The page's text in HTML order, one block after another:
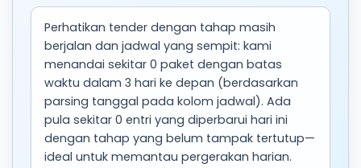
Perhatikan tender dengan tahap masih
berjalan dan jadwal yang sempit: kami
menandai sekitar 0 paket dengan batas
waktu dalam 3 hari ke depan (berdasarkan
parsing tanggal pada kolom jadwal). Ada
pula sekitar 0 entri yang diperbarui hari ini
dengan tahap yang belum tampak tertutup—
ideal untuk memantau pergerakan harian.